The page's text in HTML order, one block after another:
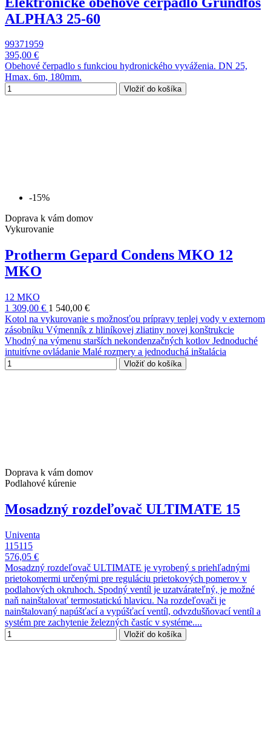
ALPHA3 25-60
99371959
395,00 €
Obehové čerpadlo s funkciou hydronického vyváženia. DN 25,
Hmax. 6m, 180mm.
Vložiť do košíka
-15%
Doprava k vám domov
Vykurovanie
Protherm Gepard Condens MKO 12
MKO
12 MKO
1 309,00 € 1 540,00 €
Kotol na vykurovanie s možnosťou prípravy teplej vody v externom
zásobníku Výmenník z hliníkovej zliatiny novej konštrukcie
Vhodný na výmenu starších nekondenzačných kotlov Jednoduché
intuitívne ovládanie Malé rozmery a jednoduchá inštalácia
Vložiť do košíka
Doprava k vám domov
Podlahové kúrenie
Mosadzný rozdeľovač ULTIMATE 15
Univenta
115115
576,05 €
Mosadzný rozdeľovač ULTIMATE je vyrobený s priehľadnými
prietokomermi určenými pre reguláciu prietokových pomerov v
podlahových okruhoch. Spodný ventíl je uzatvárateľný, je možné
naň nainštalovať termostatickú hlavicu. Na rozdeľovači je
nainštalovaný napúšťací a vypúšťací ventíl, odvzdušňovací ventíl a
systém pre zachytenie železných častíc v systéme....
Vložiť do košíka